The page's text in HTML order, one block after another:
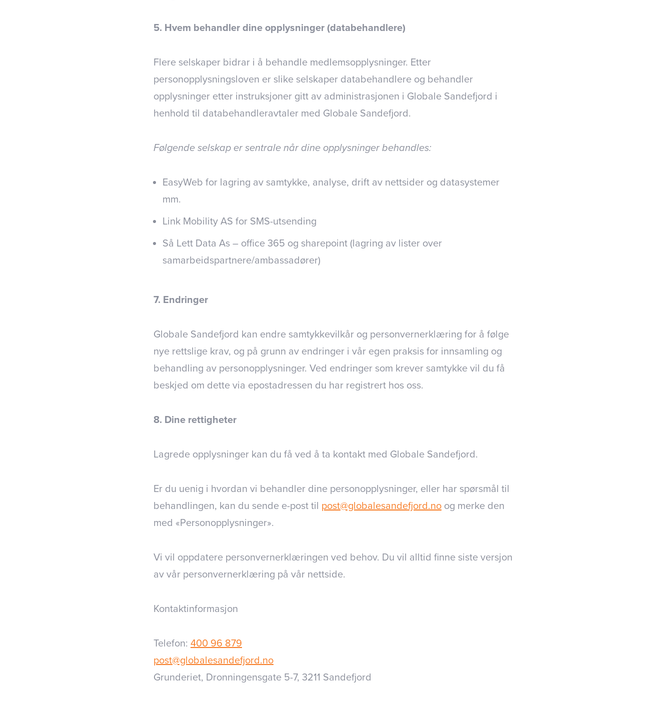
5. Hvem behandler dine opplysninger (databehandlere)
Flere selskaper bidrar i å behandle medlemsopplysninger. Etter
personopplysningsloven er slike selskaper databehandlere og behandler
opplysninger etter instruksjoner gitt av administrasjonen i Globale Sandefjord i
henhold til databehandleravtaler med Globale Sandefjord.
Følgende selskap er sentrale når dine opplysninger behandles:
EasyWeb for lagring av samtykke, analyse, drift av nettsider og datasystemer
mm.
Link Mobility AS for SMS-utsending
Så Lett Data As – office 365 og sharepoint (lagring av lister over
samarbeidspartnere/ambassadører)
7. Endringer
Globale Sandefjord kan endre samtykkevilkår og personvernerklæring for å følge
nye rettslige krav, og på grunn av endringer i vår egen praksis for innsamling og
behandling av personopplysninger. Ved endringer som krever samtykke vil du få
beskjed om dette via epostadressen du har registrert hos oss.
8. Dine rettigheter
Lagrede opplysninger kan du få ved å ta kontakt med Globale Sandefjord.
Er du uenig i hvordan vi behandler dine personopplysninger, eller har spørsmål til
behandlingen, kan du sende e-post til post@globalesandefjord.no og merke den
med «Personopplysninger».
Vi vil oppdatere personvernerklæringen ved behov. Du vil alltid finne siste versjon
av vår personvernerklæring på vår nettside.
Kontaktinformasjon
Telefon: 400 96 879
post@globalesandefjord.no
Grunderiet, Dronningensgate 5-7, 3211 Sandefjord